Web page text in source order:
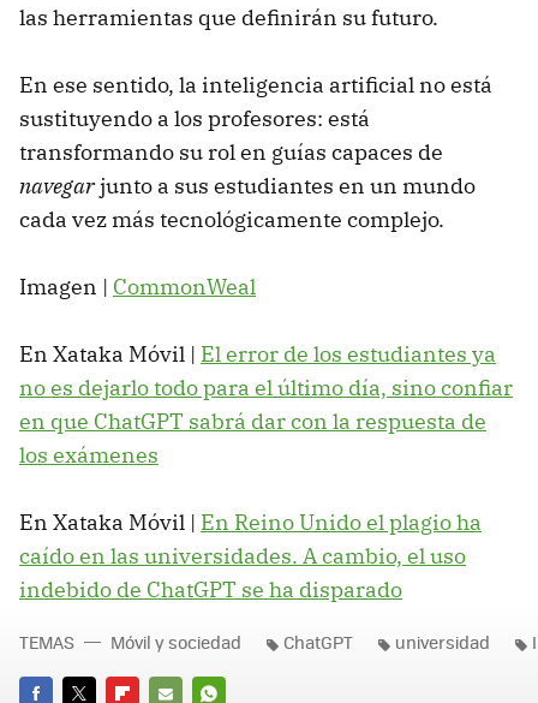
las herramientas que definirán su futuro.
En ese sentido, la inteligencia artificial no está
sustituyendo a los profesores: está
transformando su rol en guías capaces de
navegarjunto a sus estudiantes en un mundo
cada vez más tecnológicamente complejo.
Imagen | CommonWeal
En Xataka Móvil | El error de los estudiantes ya
no es dejarlo todo para el último día, sino confiar
en que ChatGPT sabrá dar con la respuesta de
los exámenes
En Xataka Móvil | En Reino Unido el plagio ha
caído en las universidades. A cambio, el uso
indebido de ChatGPT se ha disparado
TEMAS Móvil y sociedad ChatGPT universidad